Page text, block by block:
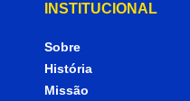
INSTITUCIONAL
Sobre
História
Missão